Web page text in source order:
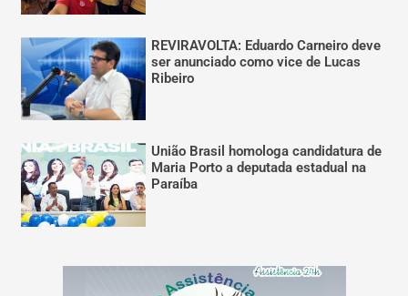
REVIRAVOLTA: Eduardo Carneiro deve
ser anunciado como vice de Lucas
Ribeiro
União Brasil homologa candidatura de
Maria Porto a deputada estadual na
Paraíba